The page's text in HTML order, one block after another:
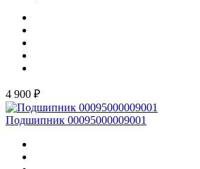
4 900 ₽
Подшипник 00095000009001